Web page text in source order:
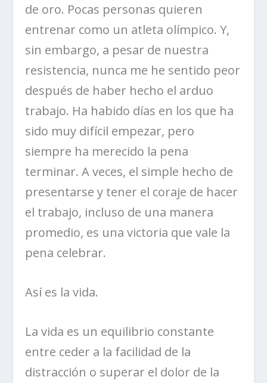
de oro. Pocas personas quieren
entrenar como un atleta olímpico. Y,
sin embargo, a pesar de nuestra
resistencia, nunca me he sentido peor
después de haber hecho el arduo
trabajo. Ha habido días en los que ha
sido muy difícil empezar, pero
siempre ha merecido la pena
terminar. A veces, el simple hecho de
presentarse y tener el coraje de hacer
el trabajo, incluso de una manera
promedio, es una victoria que vale la
pena celebrar.
Así es la vida.
La vida es un equilibrio constante
entre ceder a la facilidad de la
distracción o superar el dolor de la